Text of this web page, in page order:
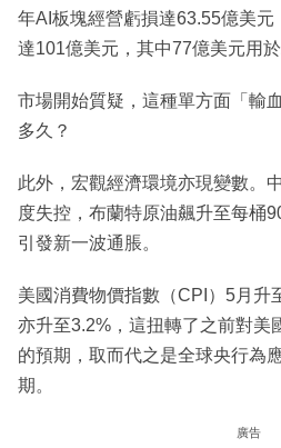
年AI板塊經營虧損達63.55億美
達101億美元，其中77億美元用於
市場開始質疑，這種單方面「輸
多久？
此外，宏觀經濟環境亦現變數。
度失控，布蘭特原油飆升至每桶
引發新一波通脹。
美國消費物價指數（CPI）5月升
亦升至3.2%，這扭轉了之前對美
的預期，取而代之是全球央行為
期。
廣告